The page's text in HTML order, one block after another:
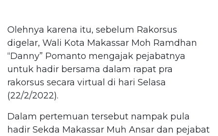
Olehnya karena itu, sebelum Rakorsus
digelar, Wali Kota Makassar Moh Ramdhan
“Danny” Pomanto mengajak pejabatnya
untuk hadir bersama dalam rapat pra
rakorsus secara virtual di hari Selasa
(22/2/2022).
Dalam pertemuan tersebut nampak pula
hadir Sekda Makassar Muh Ansar dan pejabat